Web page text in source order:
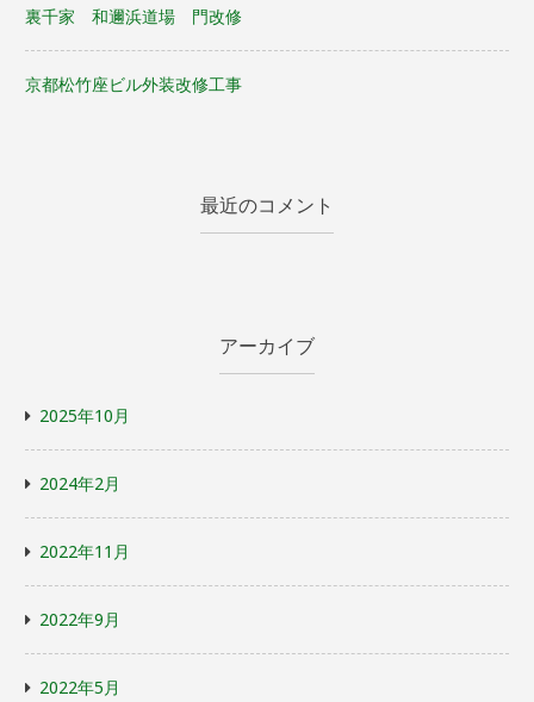
裏千家 和邇浜道場 門改修
京都松竹座ビル外装改修工事
最近のコメント
アーカイブ
2025年10月
2024年2月
2022年11月
2022年9月
2022年5月